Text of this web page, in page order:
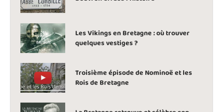
Les Vikings en Bretagne : où trouver
quelques vestiges ?
Troisième épisode de Nominoë et les
Rois de Bretagne